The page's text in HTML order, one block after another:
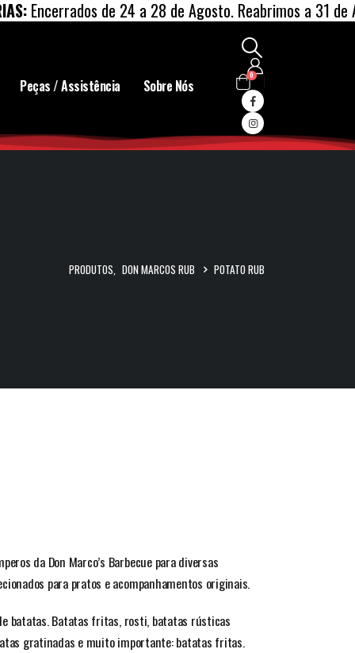
de 24 a 28 de Agosto. Reabrimos a 31 de
Peças / Assistência Sobre Nós
0
PRODUTOS, DON MARCOS RUB POTATO RUB
da Don Marco’s Barbecue para diversas
para pratos e acompanhamentos originais.
batatas. Batatas fritas, rosti, batatas rústicas
gratinadas e muito importante: batatas fritas.